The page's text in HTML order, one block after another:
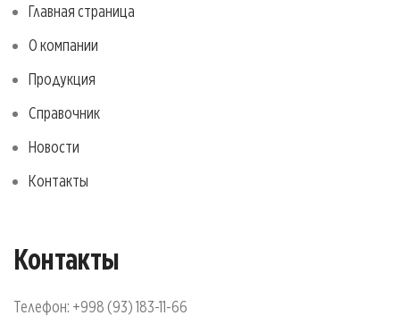
Главная страница
О компании
Продукция
Справочник
Новости
Контакты
Контакты
Телефон: +998 (93) 183-11-66